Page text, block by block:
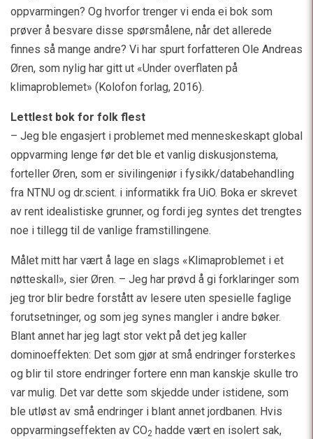
oppvarmingen? Og hvorfor trenger vi enda ei bok som
prøver å besvare disse spørsmålene, når det allerede
finnes så mange andre? Vi har spurt forfatteren Ole Andreas
Øren, som nylig har gitt ut «Under overflaten på
klimaproblemet» (Kolofon forlag, 2016).
Lettlest bok for folk flest
– Jeg ble engasjert i problemet med menneskeskapt global
oppvarming lenge før det ble et vanlig diskusjonstema,
forteller Øren, som er sivilingeniør i fysikk/databehandling
fra NTNU og dr.scient. i informatikk fra UiO. Boka er skrevet
av rent idealistiske grunner, og fordi jeg syntes det trengtes
noe i tillegg til de vanlige framstillingene.
Målet mitt har vært å lage en slags «Klimaproblemet i et
nøtteskall», sier Øren. – Jeg har prøvd å gi forklaringer som
jeg tror blir bedre forstått av lesere uten spesielle faglige
forutsetninger, og som jeg synes mangler i andre bøker.
Blant annet har jeg lagt stor vekt på det jeg kaller
dominoeffekten: Det som gjør at små endringer forsterkes
og blir til store endringer fortere enn man kanskje skulle tro
var mulig. Det var dette som skjedde under istidene, som
ble utløst av små endringer i blant annet jordbanen. Hvis
oppvarmingseffekten av CO2 hadde vært en isolert sak,